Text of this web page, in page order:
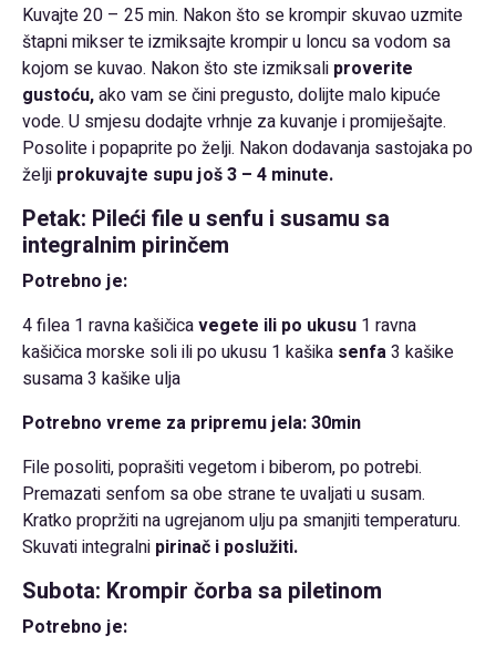
Kuvajte 20 – 25 min. Nakon što se krompir skuvao uzmite
štapni mikser te izmiksajte krompir u loncu sa vodom sa
kojom se kuvao. Nakon što ste izmiksali proverite
gustoću,ako vam se čini pregusto, dolijte malo kipuće
vode. U smjesu dodajte vrhnje za kuvanje i promiješajte.
Posolite i popaprite po želji. Nakon dodavanja sastojaka po
želji prokuvajte supu još 3 – 4 minute.
Petak: Pileći file u senfu i susamu sa
integralnim pirinčem
Potrebno je:
4 filea 1 ravna kašičicavegete ili po ukusu 1 ravna
kašičica morske soli ili po ukusu 1 kašika senfa3 kašike
susama 3 kašike ulja
Potrebno vreme za pripremu jela: 30min
File posoliti, poprašiti vegetom i biberom, po potrebi.
Premazati senfom sa obe strane te uvaljati u susam.
Kratko propržiti na ugrejanom ulju pa smanjiti temperaturu.
Skuvati integralni pirinač i poslužiti.
Subota: Krompir čorba sa piletinom
Potrebno je: